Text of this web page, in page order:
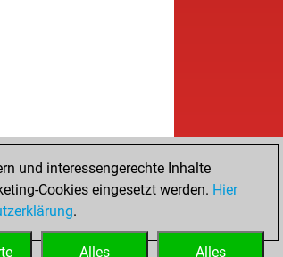
und interessengerechte Inhalte
Cookies eingesetzt werden. Hier
.
Alles
Alles